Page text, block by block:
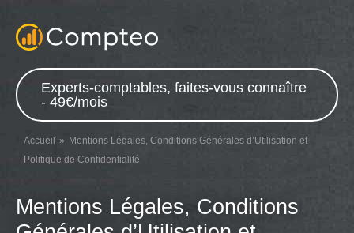
Experts-comptables, faites-vous connaître
- 49€/mois
Accueil
Mentions Légales, Conditions Générales d’Utilisation et
Politique de Confidentialité
Mentions Légales, Conditions